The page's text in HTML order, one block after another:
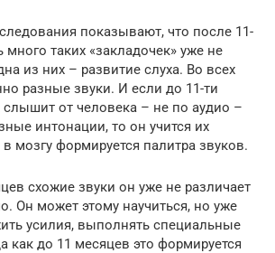
показывают, что после 11-
много таких «закладочек» уже не
из них – развитие слуха. Во всех
разные звуки. И если до 11-ти
слышит от человека – не по аудио –
интонации, то он учится их
в мозгу формируется палитра звуков.
схожие звуки он уже не различает
Он может этому научиться, но уже
усилия, выполнять специальные
как до 11 месяцев это формируется